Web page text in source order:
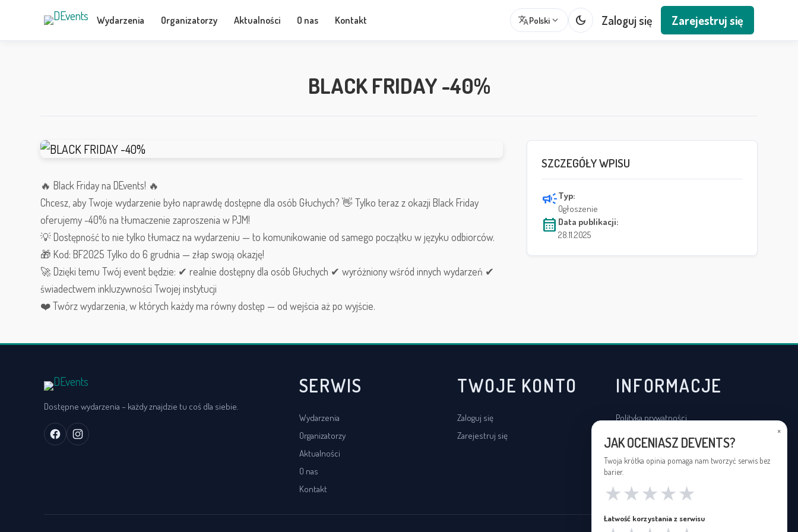
Wydarzenia Organizatorzy Aktualności O nas Kontakt translatePolski expand_more dark_mode Zaloguj się Zarejestruj się
BLACK FRIDAY -40%
🔥 Black Friday na DEvents! 🔥
Chcesz, aby Twoje wydarzenie było naprawdę dostępne dla osób Głuchych? 👋 Tylko teraz z okazji Black Friday
oferujemy -40% na tłumaczenie zaproszenia w PJM!
💡 Dostępność to nie tylko tłumacz na wydarzeniu — to komunikowanie od samego początku w języku odbiorców.
🎁 Kod: BF2025 Tylko do 6 grudnia — złap swoją okazję!
🚀 Dzięki temu Twój event będzie: ✔ realnie dostępny dla osób Głuchych ✔ wyróżniony wśród innych wydarzeń ✔
świadectwem inkluzywności Twojej instytucji
❤️ Twórz wydarzenia, w których każdy ma równy dostęp — od wejścia aż po wyjście.
SZCZEGÓŁY WPISU
campaignTyp:
Ogłoszenie
calendar_month Data publikacji:
28.11.2025
Dostępne wydarzenia – każdy znajdzie tu coś dla siebie.
SERWIS
Wydarzenia
Organizatorzy
Aktualności
O nas
Kontakt
TWOJE KONTO
Zaloguj się
Zarejestruj się
INFORMACJE
Polityka prywatności
Regulamin
×
JAK OCENIASZ DEVENTS?
Twoja krótka opinia pomaga nam tworzyć serwis bez
barier.
★
★
★
★
★
Łatwość korzystania z serwisu